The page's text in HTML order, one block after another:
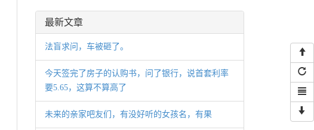
最新文章
法盲求问，车被砸了。
今天签完了房子的认购书，问了银行，说首套利率
要5.65，这算不算高了
未来的亲家吧友们，有没好听的女孩名，有果